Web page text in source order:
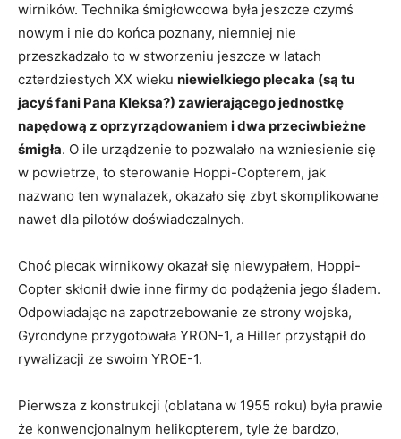
wirników. Technika śmigłowcowa była jeszcze czymś
nowym i nie do końca poznany, niemniej nie
przeszkadzało to w stworzeniu jeszcze w latach
czterdziestych XX wieku niewielkiego plecaka (są tu
jacyś fani Pana Kleksa?) zawierającego jednostkę
napędową z oprzyrządowaniem i dwa przeciwbieżne
śmigła. O ile urządzenie to pozwalało na wzniesienie się
w powietrze, to sterowanie Hoppi-Copterem, jak
nazwano ten wynalazek, okazało się zbyt skomplikowane
nawet dla pilotów doświadczalnych.
Choć plecak wirnikowy okazał się niewypałem, Hoppi-
Copter skłonił dwie inne firmy do podążenia jego śladem.
Odpowiadając na zapotrzebowanie ze strony wojska,
Gyrondyne przygotowała YRON-1, a Hiller przystąpił do
rywalizacji ze swoim YROE-1.
Pierwsza z konstrukcji (oblatana w 1955 roku) była prawie
że konwencjonalnym helikopterem, tyle że bardzo,